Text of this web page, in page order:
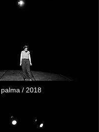
palma / 2018